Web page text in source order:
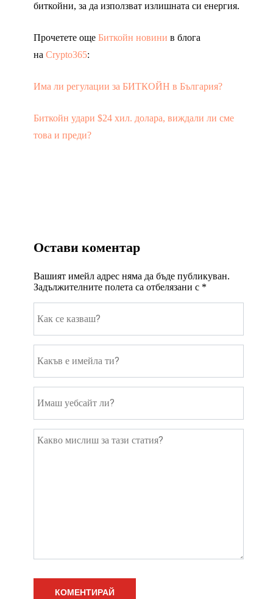
биткойни, за да използват излишната си енергия.
Прочетете още Биткойн новини в блога
на Crypto365:
Има ли регулации за БИТКОЙН в България?
Биткойн удари $24 хил. долара, виждали ли сме
това и преди?
Остави коментар
Вашият имейл адрес няма да бъде публикуван.
Задължителните полета са отбелязани с *